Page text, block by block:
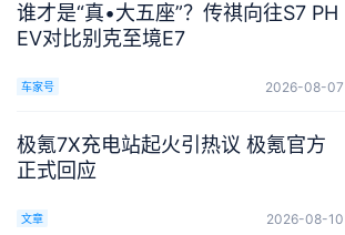
谁才是“真•大五座”？传祺向往S7 PH
EV对比别克至境E7
2026-08-07
车家号
极氪7X充电站起火引热议 极氪官方
正式回应
2026-08-10
文章